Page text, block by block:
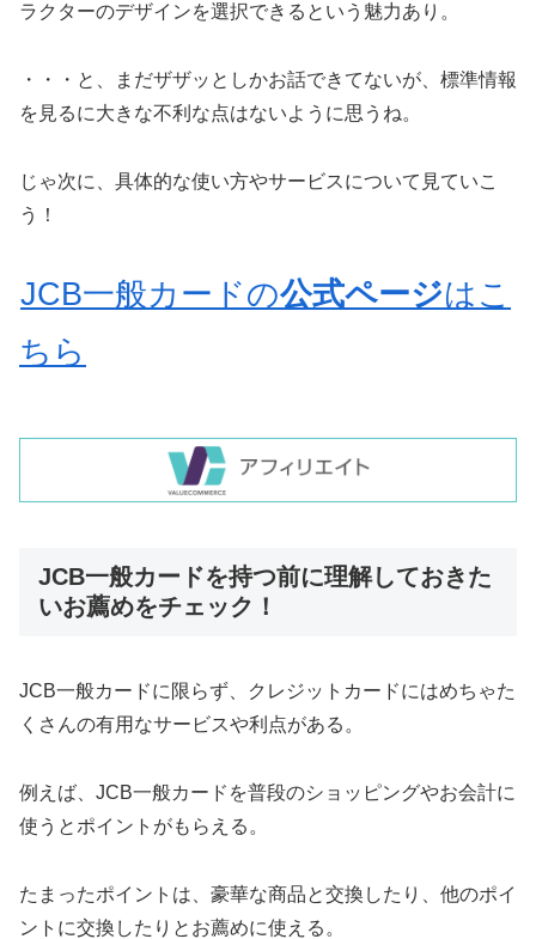
ラクターのデザインを選択できるという魅力あり。
・・・と、まだザザッとしかお話できてないが、標準情報
を見るに大きな不利な点はないように思うね。
じゃ次に、具体的な使い方やサービスについて見ていこ
う！
JCB一般カードの公式ページはこ
ちら
JCB一般カードを持つ前に理解しておきた
いお薦めをチェック！
JCB一般カードに限らず、クレジットカードにはめちゃた
くさんの有用なサービスや利点がある。
例えば、JCB一般カードを普段のショッピングやお会計に
使うとポイントがもらえる。
たまったポイントは、豪華な商品と交換したり、他のポイ
ントに交換したりとお薦めに使える。